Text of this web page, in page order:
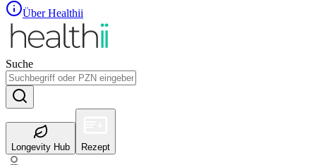
Über Healthii
Suche
Longevity Hub Rezept